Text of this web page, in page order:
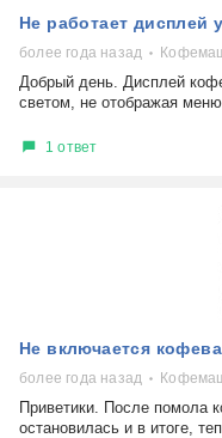
Не работает
более года назад
Добрый день. Дисплей
светом, не отображая
1 ответ
Не включается
более года назад
Приветики. После помола
остановилась и в итоге,